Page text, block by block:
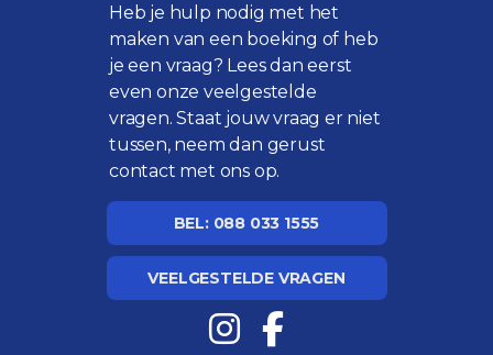
Heb je hulp nodig met het
maken van een boeking of heb
je een vraag? Lees dan eerst
even onzeveelgestelde
vragen. Staat jouw vraag er niet
tussen, neem dan gerust
contact met ons op.
BEL: 088 033 1555
VEELGESTELDE VRAGEN